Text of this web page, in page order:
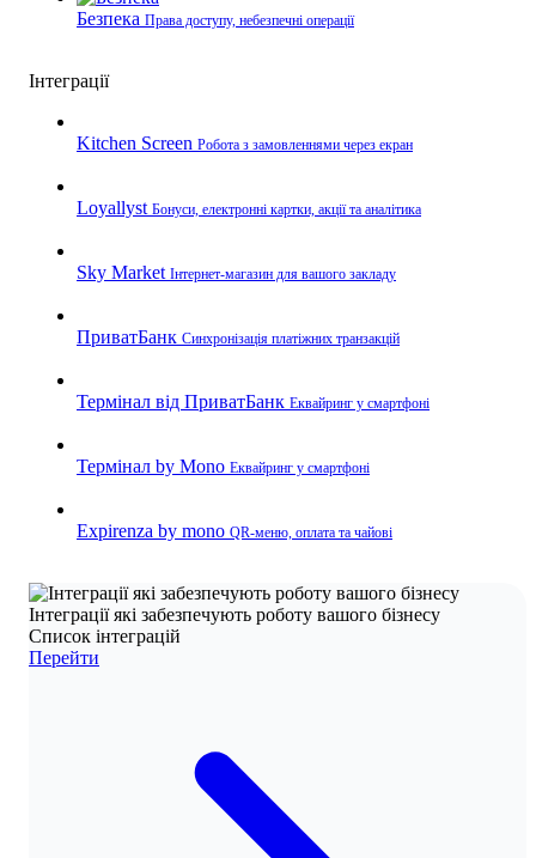
Безпека Права доступу, небезпечні операції
Інтеграції
Kitchen Screen Робота з замовленнями через екран
Loyallyst Бонуси, електронні картки, акції та аналітика
Sky Market Інтернет-магазин для вашого закладу
ПриватБанк Синхронізація платіжних транзакцій
Термінал від ПриватБанк Еквайринг у смартфоні
Термінал by Mono Еквайринг у смартфоні
Expirenza by mono QR-меню, оплата та чайові
Інтеграції які забезпечують роботу вашого бізнесу
Список інтеграцій
Перейти